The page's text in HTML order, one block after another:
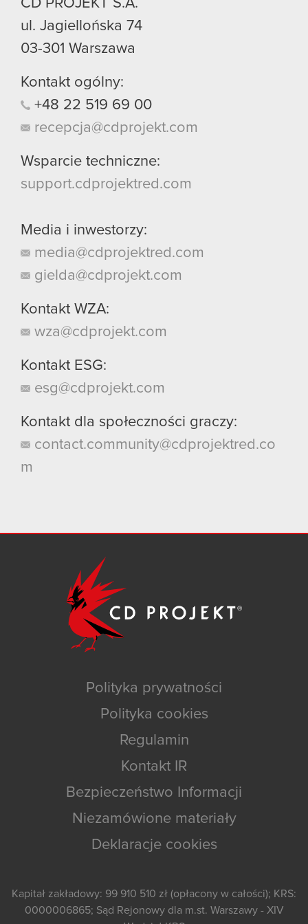
CD PROJEKT S.A.
ul. Jagiellońska 74
03-301 Warszawa
Kontakt ogólny:
+48 22 519 69 00
recepcja@cdprojekt.com
Wsparcie techniczne:
support.cdprojektred.com
Media i inwestorzy:
media@cdprojektred.com
gielda@cdprojekt.com
Kontakt WZA:
wza@cdprojekt.com
Kontakt ESG:
esg@cdprojekt.com
Kontakt dla społeczności graczy:
contact.community@cdprojektred.co
m
Polityka prywatności
Polityka cookies
Regulamin
Kontakt IR
Bezpieczeństwo Informacji
Niezamówione materiały
Deklaracje cookies
Kapitał zakładowy: 99 910 510 zł (opłacony w całości); KRS:
0000006865; Sąd Rejonowy dla m.st. Warszawy - XIV